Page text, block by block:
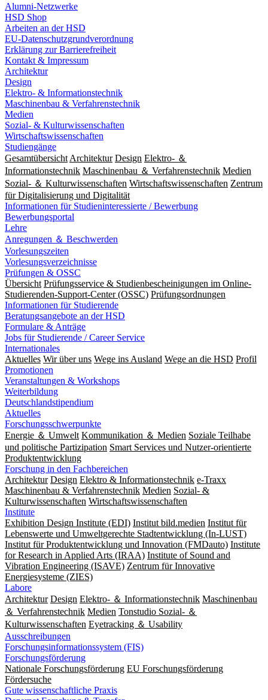
Alumni-Netzwerke
HSD Shop
Arbeiten an der HSD
EU-Datenschutzgrundverordnung
Erklärung zur Barrierefreiheit
Kontakt & Impressum
Architektur
Design
Elektro- & Informationstechnik
Maschinenbau & Verfahrenstechnik
Medien
Sozial- & Kulturwissenschaften
Wirtschaftswissenschaften
Studiengänge
Gesamtübersicht Architektur Design Elektro- ＆
Informationstechnik Maschinenbau ＆ Verfahrenstechnik Medien
Sozial- ＆ Kulturwissenschaften Wirtschaftswissenschaften Zentrum
für Digitalisierung und Digitalität
Informationen für Studieninteressierte / Bewerbung
Bewerbungsportal
Lehre
Anregungen ＆ Beschwerden
Vorlesungszeiten
Vorlesungsverzeichnisse
Prüfungen & OSSC
Übersicht Prüfungsservice & Studienbescheinigungen im Online-
Studierenden-Support-Center (OSSC) Prüfungsordnungen
Informationen für Studierende
Beratungsangebote an der HSD
Formulare & Anträge
Jobs für Studierende / Career Service
Internationales
Aktuelles Wir über uns Wege ins Ausland Wege an die HSD Profil
Promotionen
Veranstaltungen & Workshops
Weiterbildung
Deutschlandstipendium
Aktuelles
Forschungsschwerpunkte
Energie ＆ Umwelt Kommunikation ＆ Medien Soziale Teilhabe
und politische Partizipation Smart Services und Nutzer-orientierte
Produktentwicklung
Forschung in den Fachbereichen
Architektur Design Elektro & Informationstechnik e-Traxx
Maschinenbau & Verfahrenstechnik Medien Sozial- &
Kulturwissenschaften Wirtschaftswissenschaften
Institute
Exhibition Design Institute (EDI) Institut bild.medien Institut für
Lebenswerte und Umweltgerechte Stadtentwicklung (In-LUST)
Institut für Produktentwicklung und Innovation (FMDauto) Institute
for Research in Applied Arts (IRAA) Institute of Sound and
Vibration Engineering (ISAVE) Zentrum für Innovative
Energiesysteme (ZIES)
Labore
Architektur Design Elektro- ＆ Informationstechnik Maschinenbau
＆ Verfahrenstechnik Medien Tonstudio Sozial- ＆
Kulturwissenschaften Eyetracking ＆ Usability
Ausschreibungen
Forschungsinformationssystem (FIS)
Forschungsförderung
Nationale Forschungsförderung EU Forschungsförderung
Fördersuche
Gute wissenschaftliche Praxis